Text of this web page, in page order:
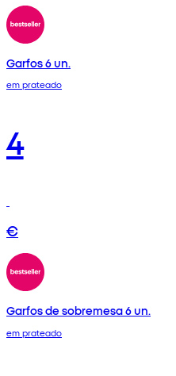
Garfos 6 un.
em prateado
4
€
Garfos de sobremesa 6 un.
em prateado